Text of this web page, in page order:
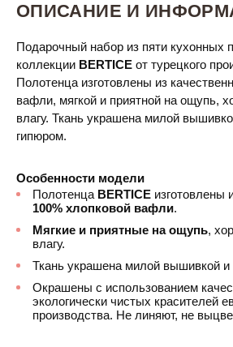
ОПИСАНИЕ И
Подарочный набор из пяти кухонных
коллекции BERTICE от турецкого
Полотенца изготовлены из
вафли, мягкой и приятной на ощупь,
влагу. Ткань украшена милой
гипюром.
Особенности модели
Полотенца BERTICE изготовлены
100% хлопковой вафли.
Мягкие и приятные на ощупь,
влагу.
Ткань украшена милой вышивкой
Окрашены с использованием
экологически чистых красителей
производства. Не линяют, не